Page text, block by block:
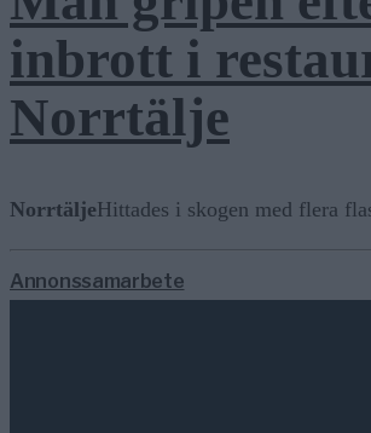
inbrott i
Norrtälje
NorrtäljeHittades i skogen med flera
Annonssamarbete